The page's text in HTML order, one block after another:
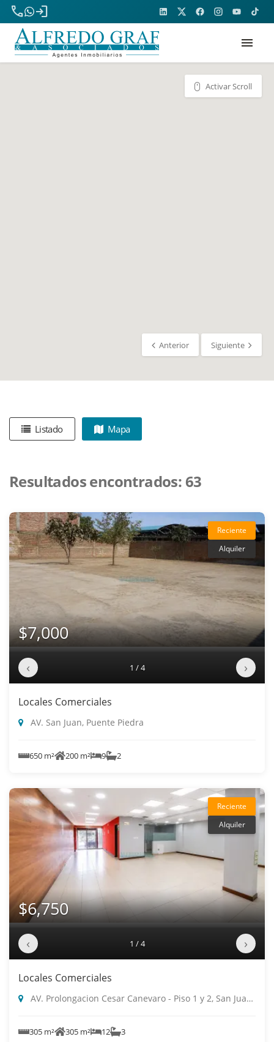
phone
login
menu
Activar Scroll
Anterior Siguiente
Listado Mapa
Resultados encontrados: 63
Reciente
Alquiler
$7,000
‹ 1 / 4 ›
Locales Comerciales
AV. San Juan, Puente Piedra
650 m² 200 m² 9 2
Reciente
Alquiler
$6,750
‹ 1 / 4 ›
Locales Comerciales
AV. Prolongacion Cesar Canevaro - Piso 1 y 2, San Juan De Miraflores
305 m² 305 m² 12 3